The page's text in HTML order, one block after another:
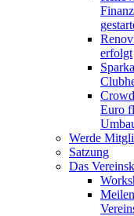
erfolgt
Euro
Werde
Satzung
Das